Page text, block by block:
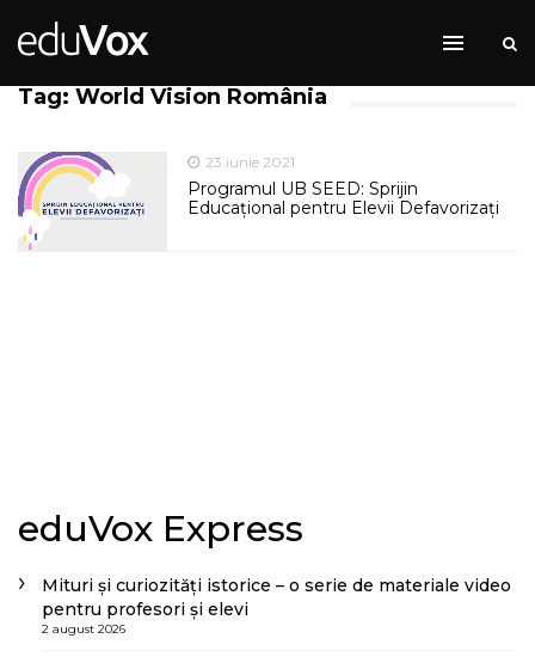
Tag: World Vision România
23 iunie 2021
Programul UB SEED: Sprijin
Educațional pentru Elevii Defavorizați
eduVox Express
Mituri și curiozități istorice – o serie de materiale video
pentru profesori și elevi
2 august 2026